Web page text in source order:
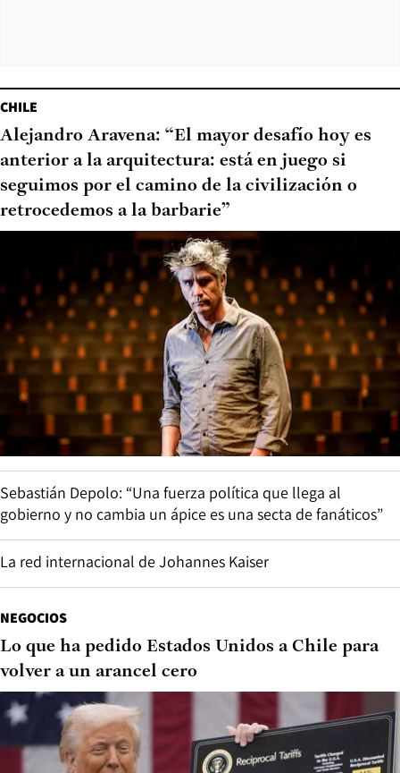
CHILE
Alejandro Aravena: “El mayor desafío hoy es
anterior a la arquitectura: está en juego si
seguimos por el camino de la civilización o
retrocedemos a la barbarie”
Sebastián Depolo: “Una fuerza política que llega al
gobierno y no cambia un ápice es una secta de fanáticos”
La red internacional de Johannes Kaiser
NEGOCIOS
Lo que ha pedido Estados Unidos a Chile para
volver a un arancel cero